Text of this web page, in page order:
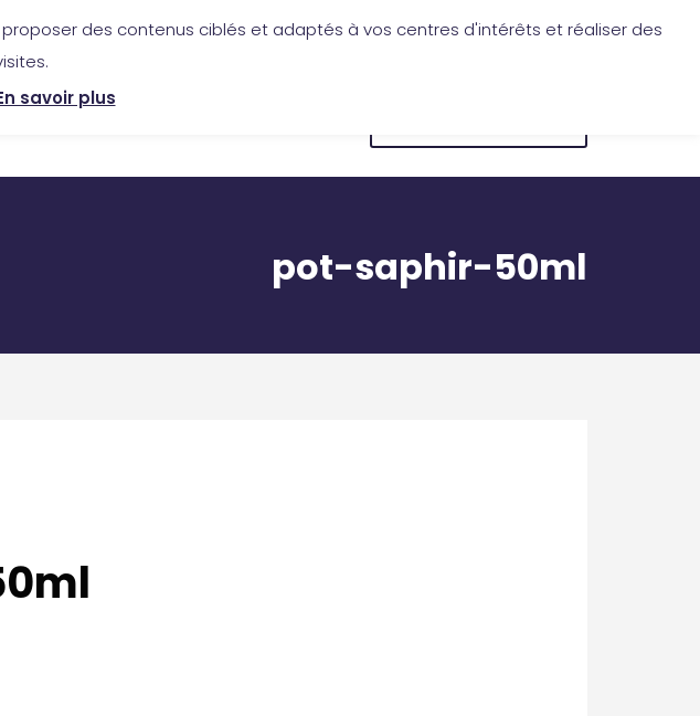
Boutique en ligne Application Les Cireurs Mon compte CONNEXION
pot-saphir-50ml
des contenus ciblés et adaptés à vos centres d'intérêts et réaliser des
savoir plus